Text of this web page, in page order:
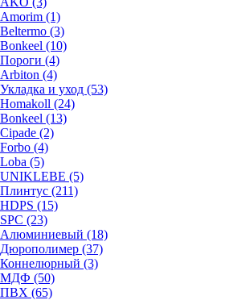
Amorim (1)
Beltermo (3)
Bonkeel (10)
Пороги (4)
Arbiton (4)
Укладка и уход (53)
Homakoll (24)
Bonkeel (13)
Cipade (2)
Forbo (4)
Loba (5)
UNIKLEBE (5)
Плинтус (211)
HDPS (15)
SPC (23)
Алюминиевый (18)
Дюрополимер (37)
Коннелюрный (3)
МДФ (50)
ПВХ (65)